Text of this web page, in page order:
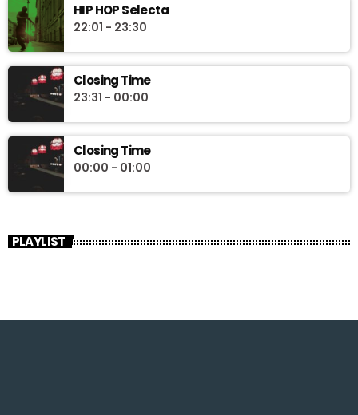
HIP HOP Selecta
22:01 - 23:30
Closing Time
23:31 - 00:00
Closing Time
00:00 - 01:00
PLAYLIST